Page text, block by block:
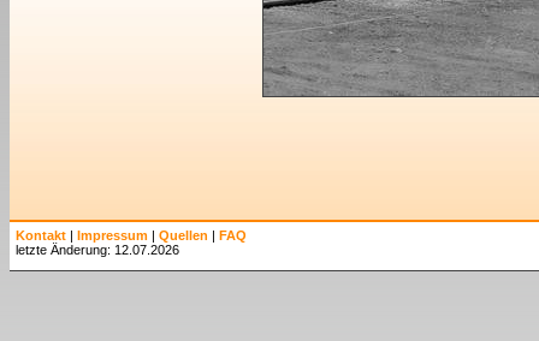
Kontakt | Impressum | Quellen | FAQ
letzte Änderung: 12.07.2026